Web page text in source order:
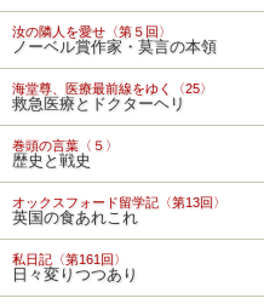
汝の隣人を愛せ〈第５回〉
ノーベル賞作家・莫言の本領
海堂尊、医療最前線をゆく〈25〉
救急医療とドクターヘリ
巻頭の言葉〈５〉
歴史と戦史
オックスフォード留学記〈第13回〉
英国の食あれこれ
私日記〈第161回〉
日々変りつつあり